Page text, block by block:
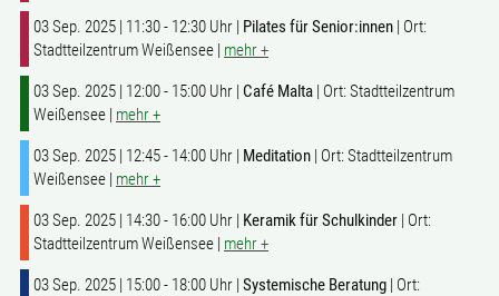
03 Sep. 2025 | 11:30 - 12:30 Uhr | Pilates für Senior:innen | Ort:
Stadtteilzentrum Weißensee | mehr +
03 Sep. 2025 | 12:00 - 15:00 Uhr | Café Malta | Ort: Stadtteilzentrum
Weißensee | mehr +
03 Sep. 2025 | 12:45 - 14:00 Uhr | Meditation | Ort: Stadtteilzentrum
Weißensee | mehr +
03 Sep. 2025 | 14:30 - 16:00 Uhr | Keramik für Schulkinder | Ort:
Stadtteilzentrum Weißensee | mehr +
03 Sep. 2025 | 15:00 - 18:00 Uhr | Systemische Beratung | Ort: